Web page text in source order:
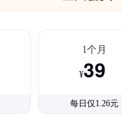
1个月
¥39
每日仅1.26元